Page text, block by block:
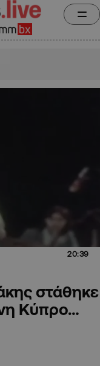
20:39
στάθηκε
Κύπρο…